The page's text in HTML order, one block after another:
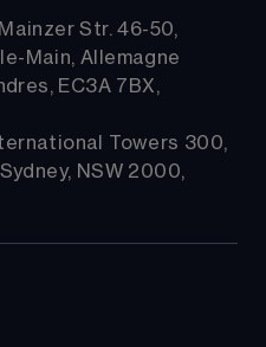
Str. 46-50,
Main, Allemagne
EC3A 7BX,
Towers 300,
NSW 2000,